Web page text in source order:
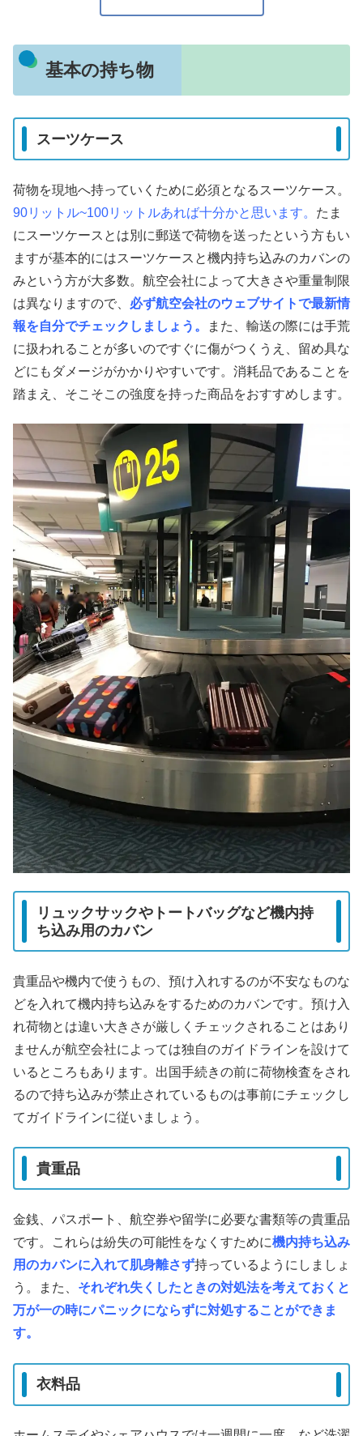
基本の持ち物
スーツケース
荷物を現地へ持っていくために必須となるスーツケース。
90リットル~100リットルあれば十分かと思います。 たま
にスーツケースとは別に郵送で荷物を送ったという方もい
ますが基本的にはスーツケースと機内持ち込みのカバンの
みという方が大多数。航空会社によって大きさや重量制限
は異なりますので、 必ず航空会社のウェブサイトで最新情
報を自分でチェックしましょう。
また、輸送の際には手荒
に扱われることが多いのですぐに傷がつくうえ、留め具な
どにもダメージがかかりやすいです。消耗品であることを
踏まえ、そこそこの強度を持った商品をおすすめします。
リュックサックやトートバッグなど機内持
ち込み用のカバン
貴重品や機内で使うもの、預け入れするのが不安なものな
どを入れて機内持ち込みをするためのカバンです。預け入
れ荷物とは違い大きさが厳しくチェックされることはあり
ませんが航空会社によっては独自のガイドラインを設けて
いるところもあります。出国手続きの前に荷物検査をされ
るので持ち込みが禁止されているものは事前にチェックし
てガイドラインに従いましょう。
貴重品
金銭、パスポート、航空券や留学に必要な書類等の貴重品
です。これらは紛失の可能性をなくすために機内持ち込み
用のカバンに入れて肌身離さず持っているようにしましょ
う。また、 それぞれ失くしたときの対処法を考えておくと
万が一の時にパニックにならずに対処することができま
す。
衣料品